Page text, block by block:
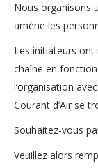
Nous organisons
amène les
Les initiateurs ont
chaîne en
l’organisation
Courant d’Air se
Souhaitez-vous
Veuillez alors